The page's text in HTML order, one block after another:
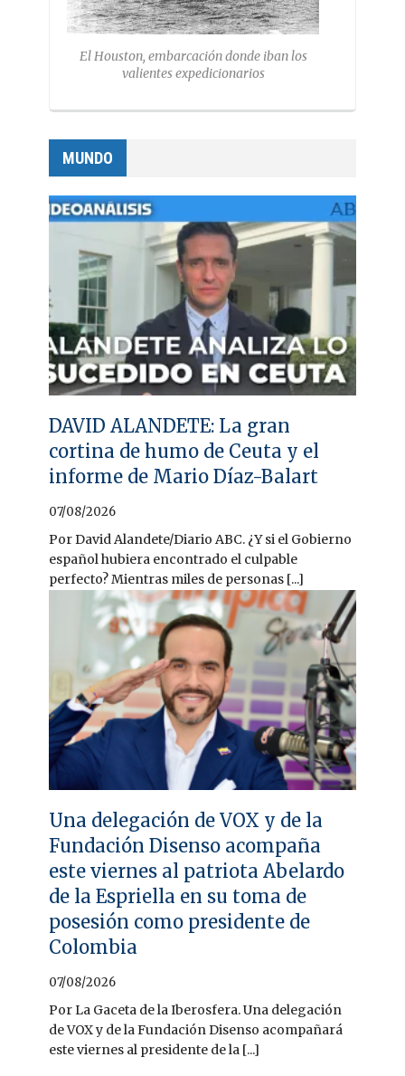
El Houston, embarcación donde iban los
valientes expedicionarios
MUNDO
DAVID ALANDETE: La gran
cortina de humo de Ceuta y el
informe de Mario Díaz-Balart
07/08/2026
Por David Alandete/Diario ABC. ¿Y si el Gobierno
español hubiera encontrado el culpable
perfecto? Mientras miles de personas [...]
Una delegación de VOX y de la
Fundación Disenso acompaña
este viernes al patriota Abelardo
de la Espriella en su toma de
posesión como presidente de
Colombia
07/08/2026
Por La Gaceta de la Iberosfera. Una delegación
de VOX y de la Fundación Disenso acompañará
este viernes al presidente de la [...]